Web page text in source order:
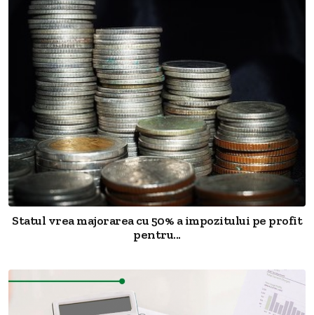
Statul vrea majorarea cu 50% a impozitului pe profit
pentru...